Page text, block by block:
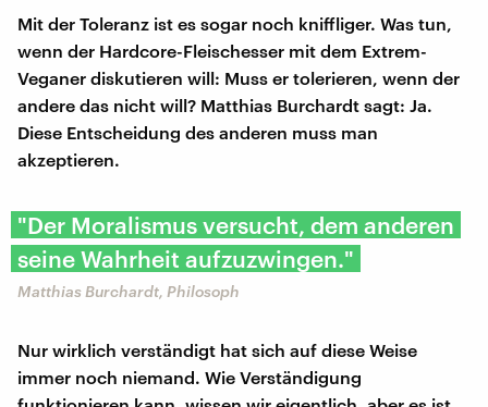
Mit der Toleranz ist es sogar noch kniffliger. Was tun,
wenn der Hardcore-Fleischesser mit dem Extrem-
Veganer diskutieren will: Muss er tolerieren, wenn der
andere das nicht will? Matthias Burchardt sagt: Ja.
Diese Entscheidung des anderen muss man
akzeptieren.
"Der Moralismus versucht, dem anderen
seine Wahrheit aufzuzwingen."
Matthias Burchardt, Philosoph
Nur wirklich verständigt hat sich auf diese Weise
immer noch niemand. Wie Verständigung